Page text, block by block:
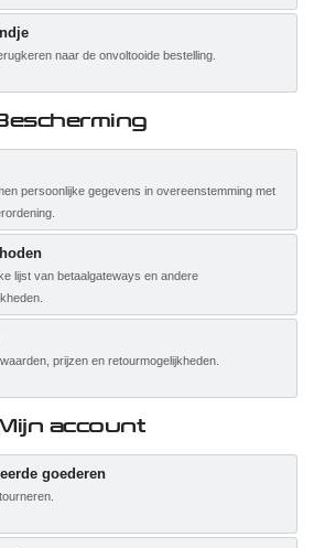
naar de onvoltooide bestelling.
persoonlijke gegevens in overeenstemming met
lijst van betaalgateways en andere
prijzen en retourmogelijkheden.
account
goederen